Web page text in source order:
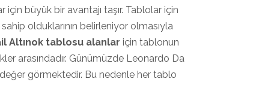
için büyük bir avantajı taşır. Tablolar için
olduklarının belirleniyor olmasıyla
Altınok tablosu alanlar için tablonun
arasındadır. Günümüzde Leonardo Da
görmektedir. Bu nedenle her tablo